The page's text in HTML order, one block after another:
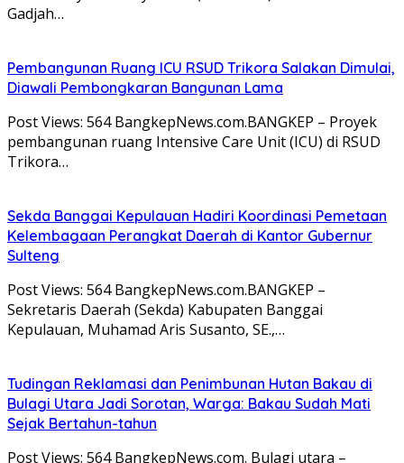
Gadjah…
Pembangunan Ruang ICU RSUD Trikora Salakan Dimulai,
Diawali Pembongkaran Bangunan Lama
Post Views: 564 BangkepNews.com.BANGKEP – Proyek
pembangunan ruang Intensive Care Unit (ICU) di RSUD
Trikora…
Sekda Banggai Kepulauan Hadiri Koordinasi Pemetaan
Kelembagaan Perangkat Daerah di Kantor Gubernur
Sulteng
Post Views: 564 BangkepNews.com.BANGKEP –
Sekretaris Daerah (Sekda) Kabupaten Banggai
Kepulauan, Muhamad Aris Susanto, SE.,…
Tudingan Reklamasi dan Penimbunan Hutan Bakau di
Bulagi Utara Jadi Sorotan, Warga: Bakau Sudah Mati
Sejak Bertahun-tahun
Post Views: 564 BangkepNews.com. Bulagi utara –